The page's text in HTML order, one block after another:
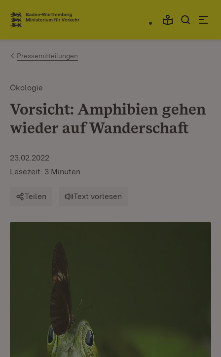
Zum Inhalt springen
Link zur Startseite
Pressemitteilungen
Ökologie
Vorsicht: Amphibien gehen
wieder auf Wanderschaft
23.02.2022
Lesezeit: 3 Minuten
Teilen Text vorlesen